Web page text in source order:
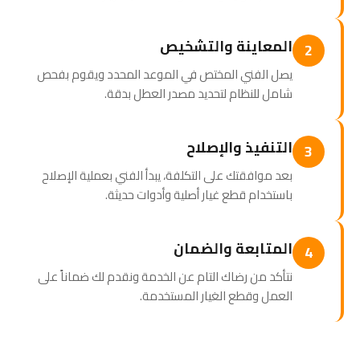
2 المعاينة والتشخيص
يصل الفني المختص في الموعد المحدد ويقوم بفحص
شامل للنظام لتحديد مصدر العطل بدقة.
3 التنفيذ والإصلاح
بعد موافقتك على التكلفة، يبدأ الفني بعملية الإصلاح
باستخدام قطع غيار أصلية وأدوات حديثة.
4 المتابعة والضمان
نتأكد من رضاك التام عن الخدمة ونقدم لك ضماناً على
العمل وقطع الغيار المستخدمة.